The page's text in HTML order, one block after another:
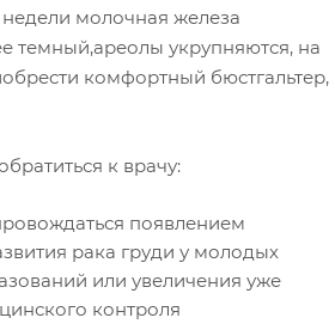
молочная железа
темный,ареолы укрупняются, на
комфортный бюстгальтер,
к врачу:
появлением
рака груди у молодых
или увеличения уже
контроля